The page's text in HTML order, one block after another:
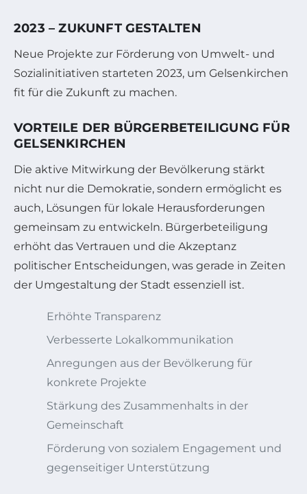
2023 – ZUKUNFT GESTALTEN
Neue Projekte zur Förderung von Umwelt- und
Sozialinitiativen starteten 2023, um Gelsenkirchen
fit für die Zukunft zu machen.
VORTEILE DER BÜRGERBETEILIGUNG FÜR
GELSENKIRCHEN
Die aktive Mitwirkung der Bevölkerung stärkt
nicht nur die Demokratie, sondern ermöglicht es
auch, Lösungen für lokale Herausforderungen
gemeinsam zu entwickeln. Bürgerbeteiligung
erhöht das Vertrauen und die Akzeptanz
politischer Entscheidungen, was gerade in Zeiten
der Umgestaltung der Stadt essenziell ist.
Erhöhte Transparenz
Verbesserte Lokalkommunikation
Anregungen aus der Bevölkerung für
konkrete Projekte
Stärkung des Zusammenhalts in der
Gemeinschaft
Förderung von sozialem Engagement und
gegenseitiger Unterstützung